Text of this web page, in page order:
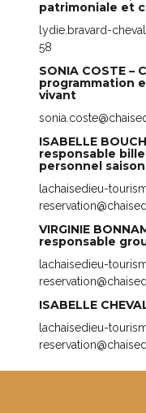
patrimoniale et
lydie.bravard-
58
SONIA COSTE –
programmation
vivant
ISABELLE
responsable
personnel
lachaisedieu-
VIRGINIE
responsable
lachaisedieu-
ISABELLE
lachaisedieu-